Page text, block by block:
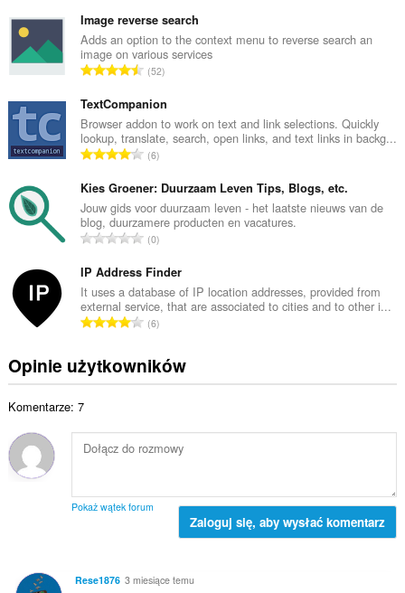
ł
k
o
w
t
a
l
c
z
b
a
c
e
n
:
Image reverse search
Adds an option to the context menu to reverse search an
image on various services
C
ł
k
o
w
t
a
l
c
z
b
a
c
e
52
TextCompanion
Browser addon to work on text and link selections. Quickly
lookup, translate, search, open links, and text links in backg...
C
ł
k
o
w
a
l
z
b
c
:
6
Kies Groener: Duurzaam Leven Tips, Blogs, etc.
Jouw gids voor duurzaam leven - het laatste nieuws van de
blog, duurzamere producten en vacatures.
C
ł
k
o
w
t
a
c
z
o
:
0
IP Address Finder
It uses a database of IP location addresses, provided from
external service, that are associated to cities and to other i...
C
k
i
t
i
a
6
Opinie użytkowników
Komentarze: 7
Pokaż wątek forum
Zaloguj się, aby wysłać komentarz
Rese1876 3 miesiące temu